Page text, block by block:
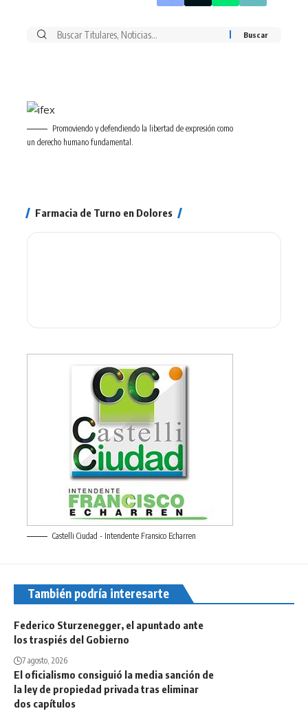
Buscar
Promoviendo y defendiendo la libertad de expresión como
un derecho humano fundamental.
Farmacia de Turno en Dolores
Castelli Ciudad - Intendente Fransico Echarren
También podría interesarte
Federico Sturzenegger, el apuntado ante
los traspiés del Gobierno
7 agosto, 2026
El oficialismo consiguió la media sanción de
la ley de propiedad privada tras eliminar
dos capítulos